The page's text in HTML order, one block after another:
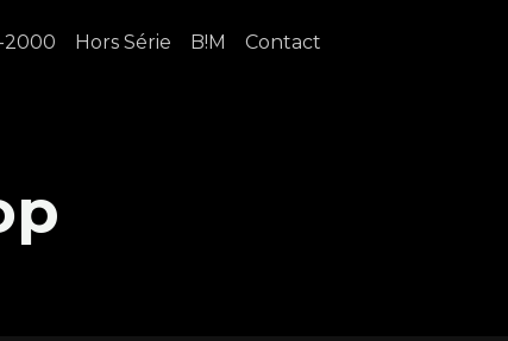
2000 Hors Série B!M Contact